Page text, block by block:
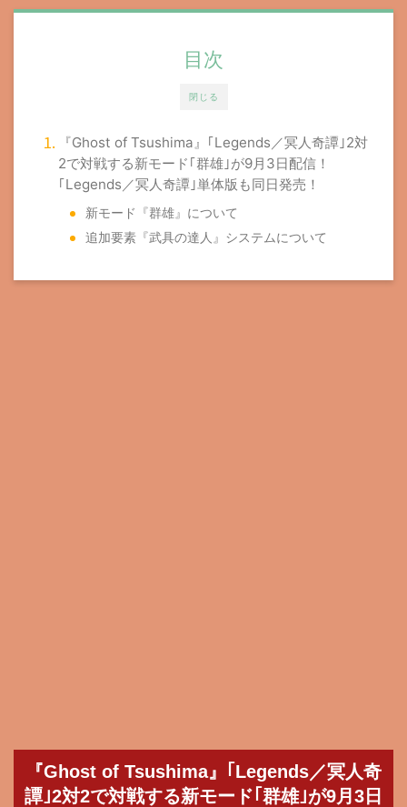
閉じる
目次
『Ghost of Tsushima』｢Legends／冥人奇譚｣2対
2で対戦する新モード｢群雄｣が9月3日配信！
｢Legends／冥人奇譚｣単体版も同日発売！
新モード『群雄』について
追加要素『武具の達人』システムについて
『Ghost of Tsushima』｢Legends／冥人奇
譚｣2対2で対戦する新モード｢群雄｣が9月3日